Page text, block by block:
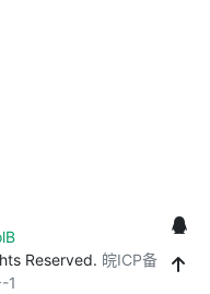
Reserved. 皖ICP备
1